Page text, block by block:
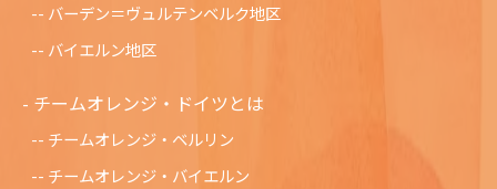
バーデン＝ヴュルテンベルク地区
バイエルン地区
チームオレンジ・ドイツとは
チームオレンジ・ベルリン
チームオレンジ・バイエルン